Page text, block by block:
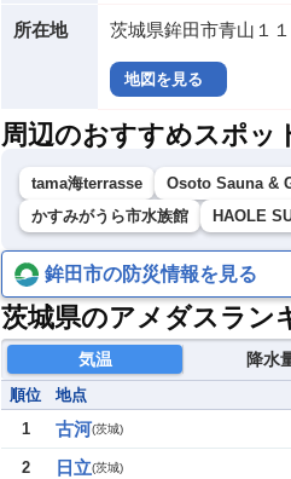
所在地 茨城県鉾田市青山１１
地図を見る
周辺のおすすめスポッ
tama海terrasse Osoto Sauna &
かすみがうら市水族館
HAOLE
鉾田市の防災情報を見る
茨城県のアメダスラン
気温 降水
順位 地点
1
古河(茨城)
2 日立(茨城)